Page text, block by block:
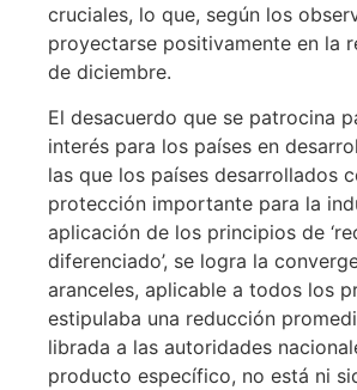
cruciales, lo que, según los
proyectarse positivamente en la
de diciembre.
El desacuerdo que se patrocina
interés para los países en
las que los países desarrollados
protección importante para la
aplicación de los principios de
diferenciado’, se logra la
aranceles, aplicable a todos los
estipulaba una reducción
librada a las autoridades
producto específico, no está ni